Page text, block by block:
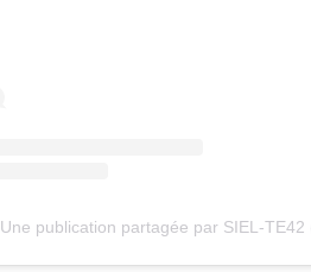
Une publication partagée par SIEL-